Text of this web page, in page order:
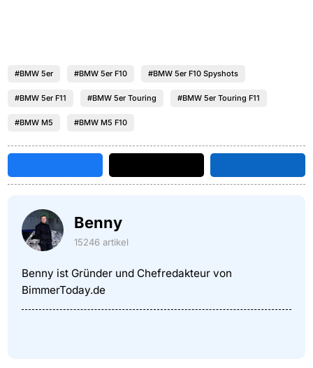
#BMW 5er #BMW 5er F10 #BMW 5er F10 Spyshots
#BMW 5er F11 #BMW 5er Touring #BMW 5er Touring F11
#BMW M5 #BMW M5 F10
Benny
15246 artikel
Benny ist Gründer und Chefredakteur von
BimmerToday.de